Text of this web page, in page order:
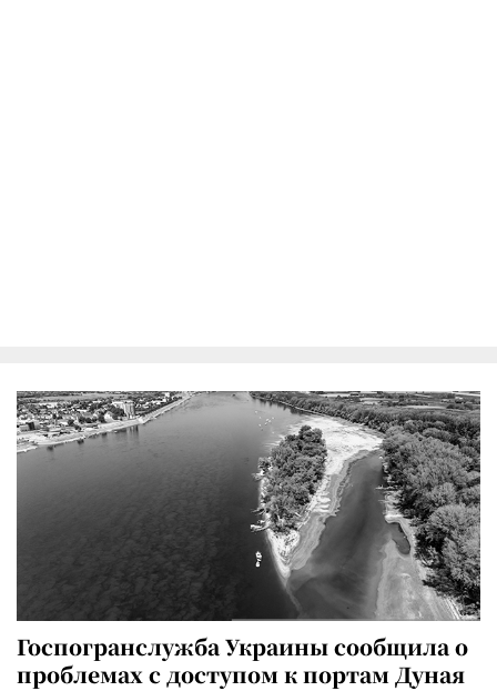
Госпогранслужба Украины сообщила о
проблемах с доступом к портам Дуная